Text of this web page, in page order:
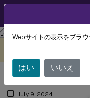
Session Recording
Session
July 9, 2024
Webサイトの表示をブラ
はい いいえ